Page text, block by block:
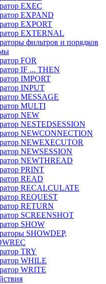
EXEC
EXPAND
EXPORT
EXTERNAL
фильтров и порядков
FOR
IF ... THEN
IMPORT
INPUT
MESSAGE
MULTI
NEW
NESTEDSESSION
NEWCONNECTION
NEWEXECUTOR
NEWSESSION
NEWTHREAD
PRINT
READ
RECALCULATE
REQUEST
RETURN
SCREENSHOT
SHOW
SHOWDEP,
TRY
WHILE
WRITE